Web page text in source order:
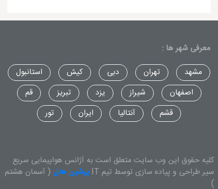
معرفی شهر ها :
مشهد
تهران دبی کیش
استانبول
اصفهان
شیراز یزد تبریز
قم
قشم
آنتالیا ایران تور
کلیه حقوق این وب سایت متعلق است به آژانس هواپیمایی سریع
سیر.طراحی و پیاده سازی توسط تیم IT
پرشین هتل ( آسمان هشتم
)